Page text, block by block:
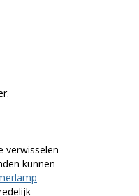
verwisselen
kunnen